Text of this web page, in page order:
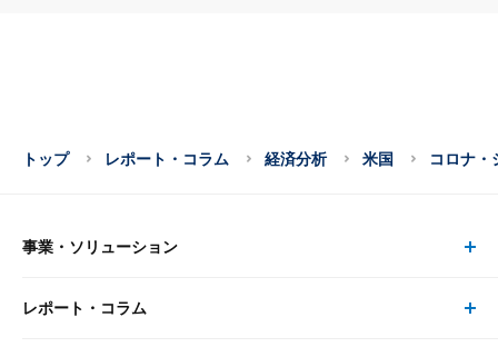
トップ レポート・コラム 経済分析 米国 コロナ・
事業・ソリューション
事業・ソリューション トップ
レポート・コラム